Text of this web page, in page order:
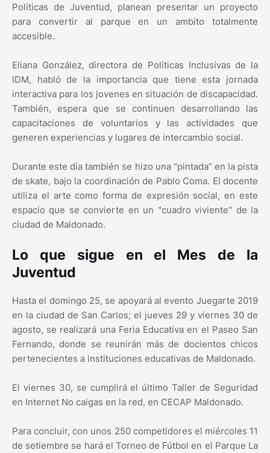
Políticas de Juventud, planean presentar un proyecto
para convertir al parque en un ambito totalmente
accesible.
Eliana González, directora de Políticas Inclusivas de la
IDM, habló de la importancia que tiene esta jornada
interactiva para los jovenes en situación de discapacidad.
También, espera que se continuen desarrollando las
capacitaciones de voluntarios y las actividades que
generen experiencias y lugares de intercambio social.
Durante este día también se hizo una “pintada” en la pista
de skate, bajo la coordinación de Pablo Coma. El docente
utiliza el arte como forma de expresión social, en este
espacio que se convierte en un "cuadro viviente" de la
ciudad de Maldonado.
Lo que sigue en el Mes de la
Juventud
Hasta el domingo 25, se apoyará al evento Juegarte 2019
en la ciudad de San Carlos; el jueves 29 y viernes 30 de
agosto, se realizará una Feria Educativa en el Paseo San
Fernando, donde se reunirán más de docientos chicos
pertenecientes a instituciones educativas de Maldonado.
El viernes 30, se cumplirá el último Taller de Seguridad
en Internet No caigas en la red, en CECAP Maldonado.
Para concluir, con unos 250 competidores el miércoles 11
de setiembre se hará el Torneo de Fútbol en el Parque La